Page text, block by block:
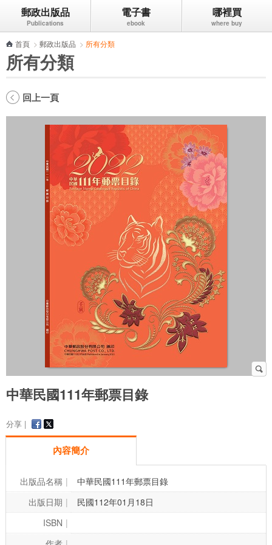
跳到主要內容區塊
郵政出版品 電子書 哪裡買
首頁 > 郵政出版品 > 所有分類
所有分類
回上一頁
中華民國111年郵票目錄
分享 |
內容簡介
出版品名稱
中華民國111年郵票目錄
出版日期
民國112年01月18日
ISBN